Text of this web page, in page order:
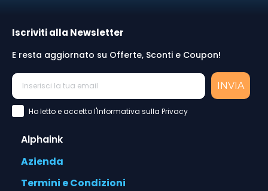
Iscriviti alla Newsletter
E resta aggiornato su Offerte, Sconti e Coupon!
INVIA
Accettazione Privacy Policy
Ho letto e accetto l'Informativa sulla Privacy
Alphaink
Azienda
Termini e Condizioni